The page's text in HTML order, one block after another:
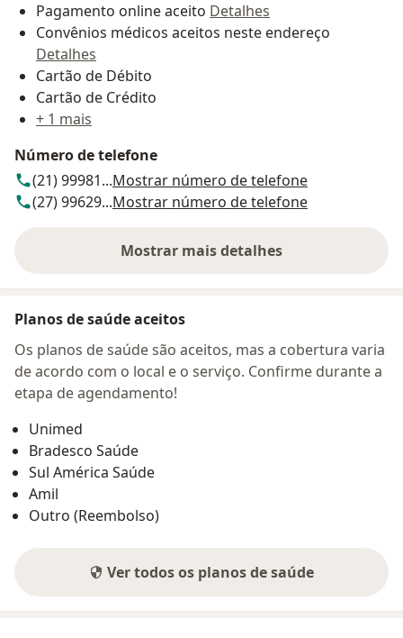
Pagamento online aceito Detalhes
Convênios médicos aceitos neste endereço
Detalhes
Cartão de Débito
Cartão de Crédito
+ 1 mais
Número de telefone
(21) 99981...Mostrar número de telefone
(27) 99629...Mostrar número de telefone
Mostrar mais detalhes
sobre o endereço
Planos de saúde aceitos
Os planos de saúde são aceitos, mas a cobertura varia
de acordo com o local e o serviço. Confirme durante a
etapa de agendamento!
Unimed
Bradesco Saúde
Sul América Saúde
Amil
Outro (Reembolso)
Ver todos os planos de saúde